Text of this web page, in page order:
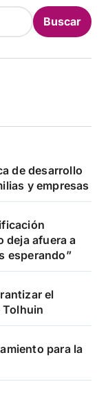
Buscar
de desarrollo
y empresas
deja afuera a
esperando”
el
Tolhuin
para la